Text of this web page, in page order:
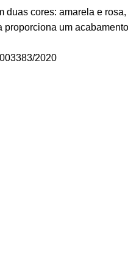
cores: amarela e
um
2020